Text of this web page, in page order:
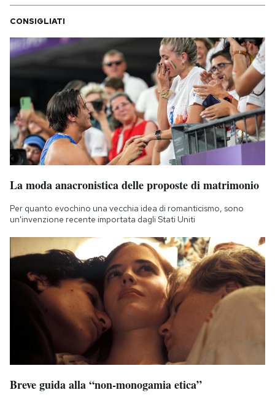
CONSIGLIATI
La moda anacronistica delle proposte di matrimonio
Per quanto evochino una vecchia idea di romanticismo, sono
un'invenzione recente importata dagli Stati Uniti
Breve guida alla “non-monogamia etica”